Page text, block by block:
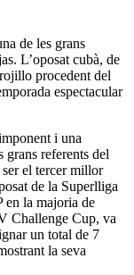
de les grans
L’oposat cubà, de
procedent del
espectacular
i una
grans referents del
el tercer millor
de la Superlliga
en la majoria de
Challenge Cup, va
un total de 7
la seva